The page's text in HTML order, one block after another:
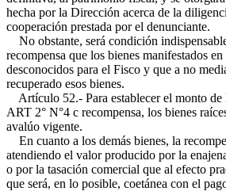
hecha por la Dirección acerca de la
cooperación prestada por el denunciante.
No obstante, será condición
recompensa que los bienes manifestados
desconocidos para el Fisco y que a no
recuperado esos bienes.
Artículo 52.- Para establecer el monto de
ART 2° N°4 c recompensa, los bienes
avalúo vigente.
En cuanto a los demás bienes, la
atendiendo el valor producido por la
o por la tasación comercial que al efecto
que será, en lo posible, coetánea con el